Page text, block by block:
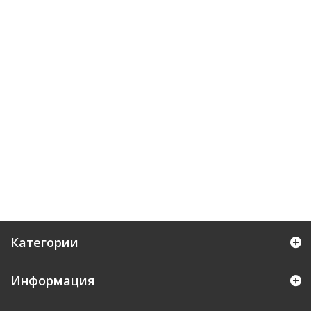
Категории
Информация